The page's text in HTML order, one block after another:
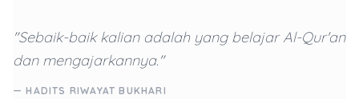
"Sebaik-baik kalian adalah yang belajar Al-Qur'an
dan mengajarkannya."
— HADITS RIWAYAT BUKHARI